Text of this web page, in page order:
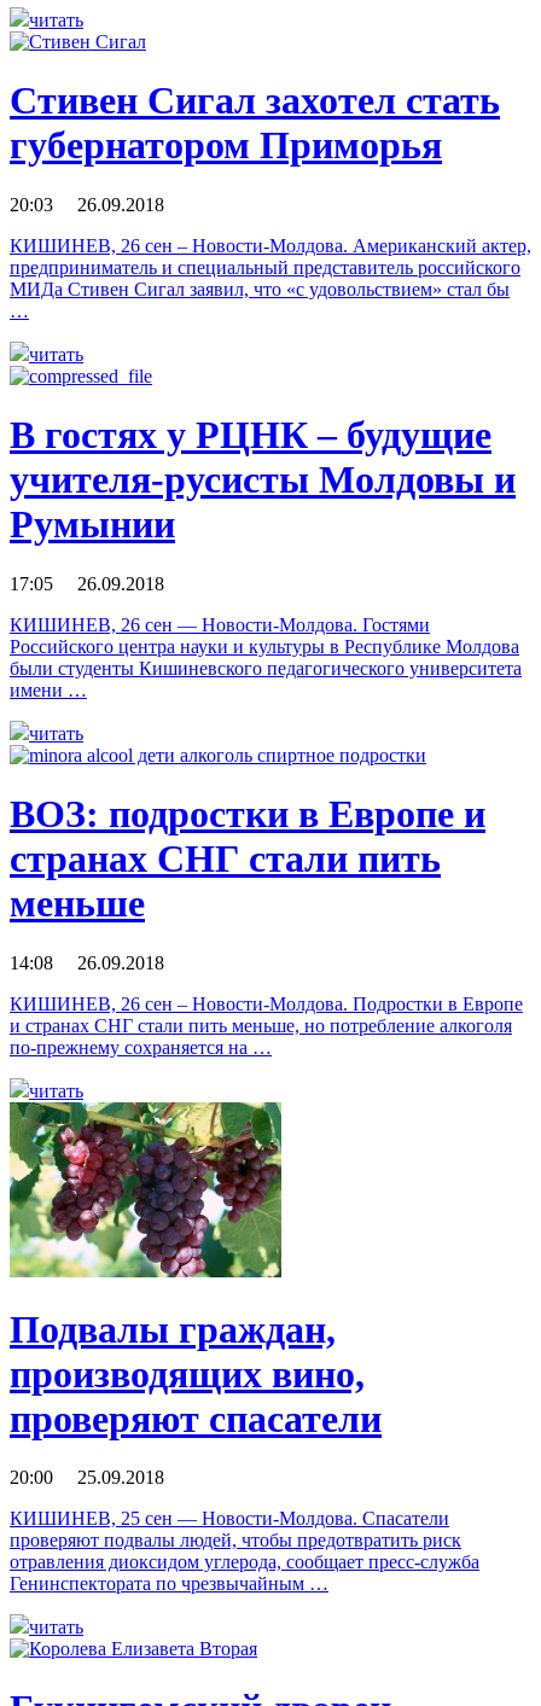
читать
Стивен Сигал захотел стать
губернатором Приморья
20:03 26.09.2018
КИШИНЕВ, 26 сен – Новости-Молдова. Американский актер,
предприниматель и специальный представитель российского
МИДа Стивен Сигал заявил, что «с удовольствием» стал бы
…
читать
В гостях у РЦНК – будущие
учителя-русисты Молдовы и
Румынии
17:05 26.09.2018
КИШИНЕВ, 26 сен — Новости-Молдова. Гостями
Российского центра науки и культуры в Республике Молдова
были студенты Кишиневского педагогического университета
имени …
читать
ВОЗ: подростки в Европе и
странах СНГ стали пить
меньше
14:08 26.09.2018
КИШИНЕВ, 26 сен – Новости-Молдова. Подростки в Европе
и странах СНГ стали пить меньше, но потребление алкоголя
по-прежнему сохраняется на …
читать
Подвалы граждан,
производящих вино,
проверяют спасатели
20:00 25.09.2018
КИШИНЕВ, 25 сен — Новости-Молдова. Спасатели
проверяют подвалы людей, чтобы предотвратить риск
отравления диоксидом углерода, сообщает пресс-служба
Генинспектората по чрезвычайным …
читать